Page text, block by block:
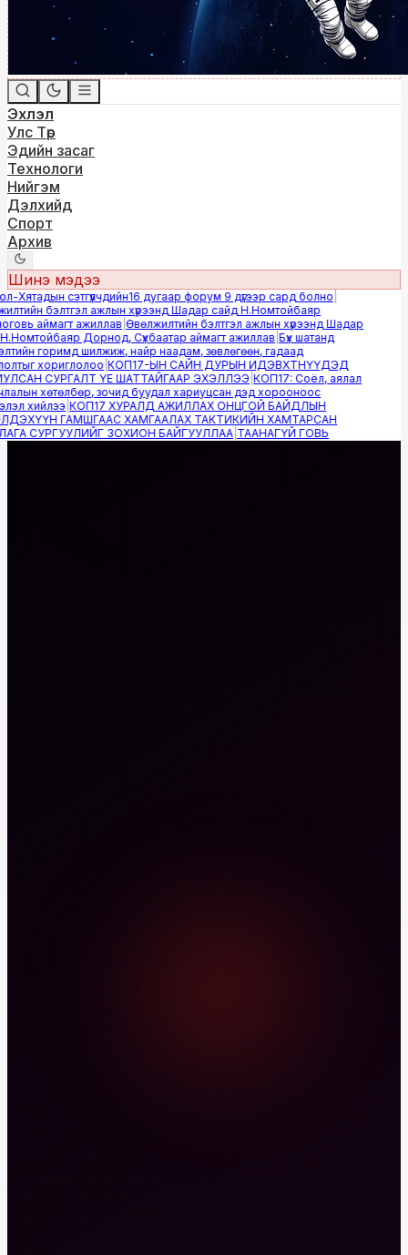
Эхлэл
Улс Төр
Эдийн засаг
Технологи
Нийгэм
Дэлхийд
Спорт
Архив
Шинэ мэдээ
Хятадын сэтгүүлчдийн16 дугаар форум 9 дүгээр сард болно|
бэлтгэл ажлын хүрээнд Шадар сайд Н.Номтойбаяр
аймагт ажиллав|Өвөлжилтийн бэлтгэл ажлын хүрээнд Шадар
Дорнод, Сүхбаатар аймагт ажиллав|Бүх шатанд
горимд шилжиж, найр наадам, зөвлөгөөн, гадаад
хориглолоо|КОП17-ЫН САЙН ДУРЫН ИДЭВХТНҮҮДЭД
СУРГАЛТ ҮЕ ШАТТАЙГААР ЭХЭЛЛЭЭ|КОП17: Соёл, аялал
хөтөлбөр, зочид буудал хариуцсан дэд хорооноос
хийлээ|КОП17 ХУРАЛД АЖИЛЛАХ ОНЦГОЙ БАЙДЛЫН
ГАМШГААС ХАМГААЛАХ ТАКТИКИЙН ХАМТАРСАН
СУРГУУЛИЙГ ЗОХИОН БАЙГУУЛЛАА|ТААНАГҮЙ ГОВЬ